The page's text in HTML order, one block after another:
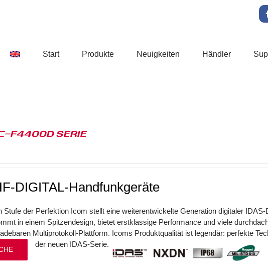
Start Produkte Neuigkeiten Händler
F4400D SERIE
DIGITAL-Handfunkgeräte
der Perfektion Icom stellt eine weiterentwickelte Generation digitaler
in einem Spitzendesign, bietet erstklassige Performance und viele
Multiprotokoll-Plattform. Icoms Produktqualität ist legendär: perfekte
der neuen IDAS-Serie.